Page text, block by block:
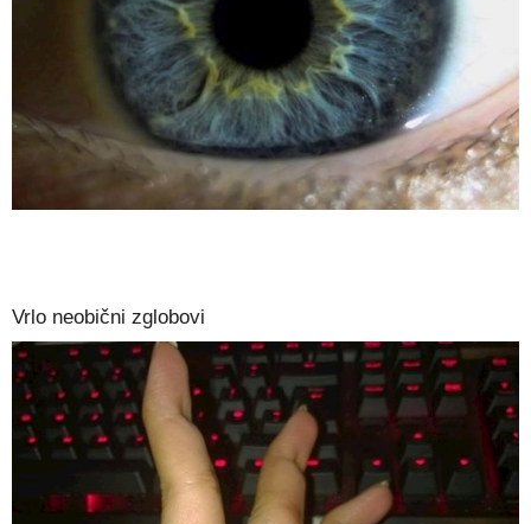
Vrlo neobični zglobovi